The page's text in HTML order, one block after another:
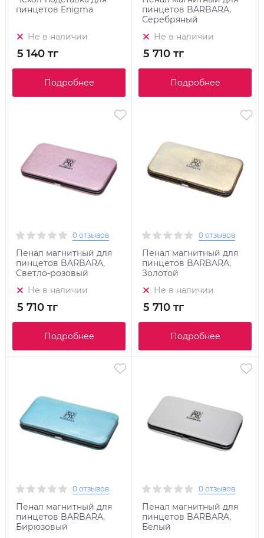
пинцетов Enigma
Не в наличии
5 140 тг
Подробнее
пинцетов BARBARA,
Серебряный
Не в наличии
5 710 тг
Подробнее
0 отзывов
Пенал магнитный для
пинцетов BARBARA,
Светло-розовый
Не в наличии
5 710 тг
Подробнее
0 отзывов
Пенал магнитный для
пинцетов BARBARA,
Золотой
Не в наличии
5 710 тг
Подробнее
0 отзывов
Пенал магнитный для
пинцетов BARBARA,
Бирюзовый
0 отзывов
Пенал магнитный для
пинцетов BARBARA,
Белый